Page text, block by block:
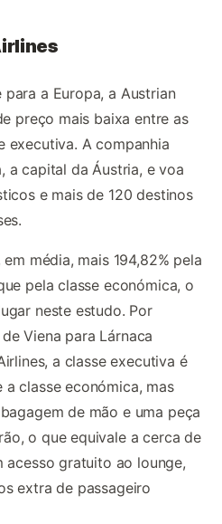
a Europa, a Austrian
preço mais baixa entre as
executiva. A companhia
a capital da Áustria, e voa
e mais de 120 destinos
média, mais 194,82% pela
pela classe económica, o
neste estudo. Por
Viena para Lárnaca
a classe executiva é
classe económica, mas
de mão e uma peça
o que equivale a cerca de
acesso gratuito ao lounge,
extra de passageiro